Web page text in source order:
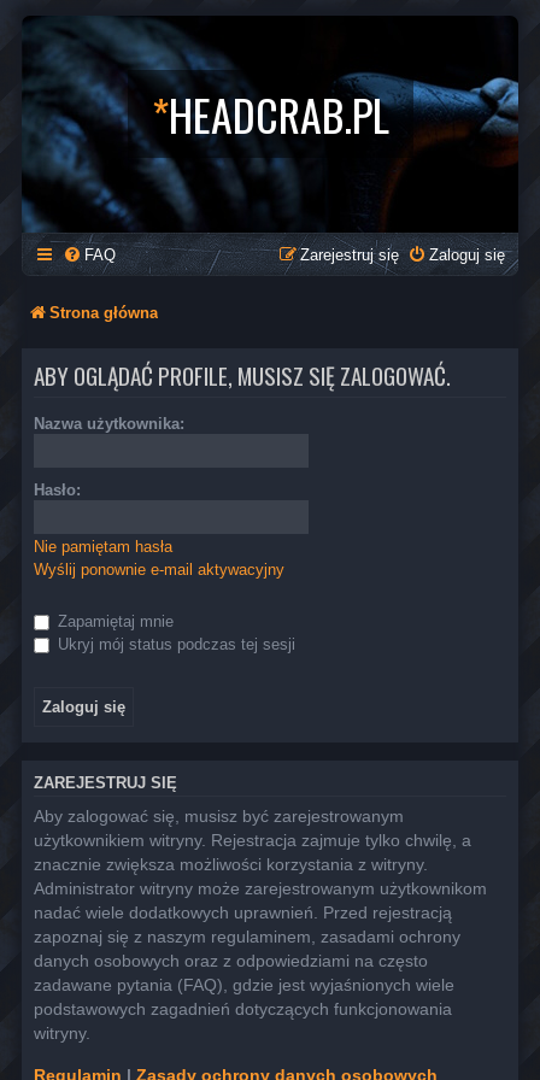
*HEADCRAB.PL
FAQ Zaloguj się
Zarejestruj się
Strona główna
ABY OGLĄDAĆ PROFILE, MUSISZ SIĘ ZALOGOWAĆ.
Nazwa użytkownika:
Hasło:
Nie pamiętam hasła
Wyślij ponownie e-mail aktywacyjny
Zapamiętaj mnie
Ukryj mój status podczas tej sesji
ZAREJESTRUJ SIĘ
Aby zalogować się, musisz być zarejestrowanym
użytkownikiem witryny. Rejestracja zajmuje tylko chwilę, a
znacznie zwiększa możliwości korzystania z witryny.
Administrator witryny może zarejestrowanym użytkownikom
nadać wiele dodatkowych uprawnień. Przed rejestracją
zapoznaj się z naszym regulaminem, zasadami ochrony
danych osobowych oraz z odpowiedziami na często
zadawane pytania (FAQ), gdzie jest wyjaśnionych wiele
podstawowych zagadnień dotyczących funkcjonowania
witryny.
Regulamin | Zasady ochrony danych osobowych